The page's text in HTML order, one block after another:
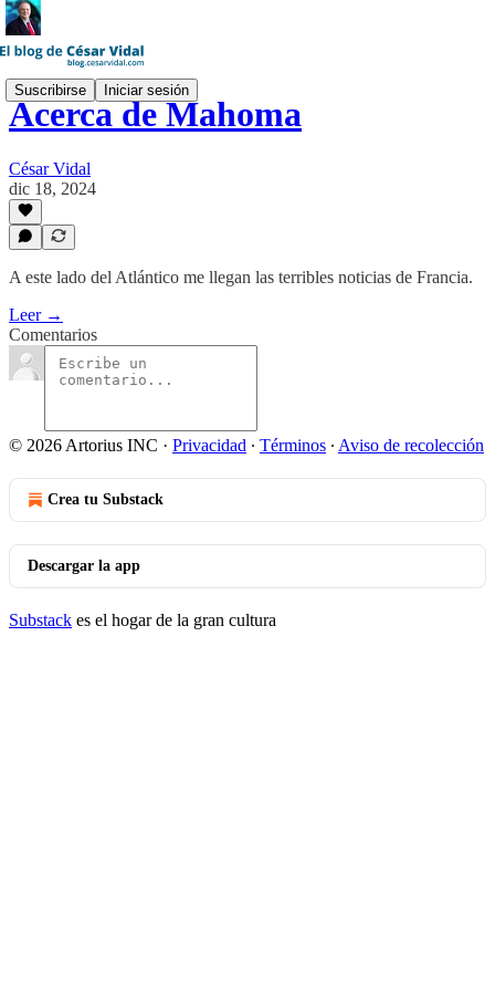
Suscribirse Iniciar sesión
Acerca de Mahoma
César Vidal
dic 18, 2024
A este lado del Atlántico me llegan las terribles noticias de Francia.
Leer →
Comentarios
© 2026 Artorius INC · Privacidad ∙ Términos ∙ Aviso de recolección
Crea tu Substack
Descargar la app
Substack es el hogar de la gran cultura